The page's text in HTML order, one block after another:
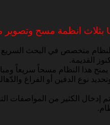
متخصص في البحث السريع
القديمة.
يمنح هذا النظام مسحاً سريعاً
نوع الدفين أو الفراغ
تم إدخال الكثير من المواصفات